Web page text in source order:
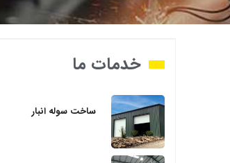
خدمات ما
ساخت سوله انبار